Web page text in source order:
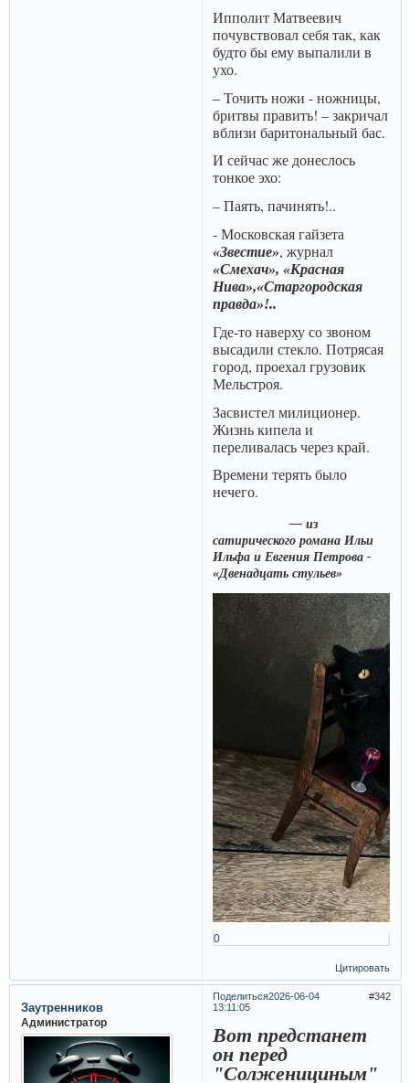
Ипполит Матвеевич
почувствовал себя так, как
будто бы ему выпалили в
ухо.
– Точить ножи - ножницы,
бритвы править! – закричал
вблизи баритональный бас.
И сейчас же донеслось
тонкое эхо:
– Паять, пачинять!..
- Московская гайзета
«Звестие», журнал
«Смехач», «Красная
Нива»,«Старгородская
правда»!..
Где-то наверху со звоном
высадили стекло. Потрясая
город, проехал грузовик
Мельстроя.
Засвистел милиционер.
Жизнь кипела и
переливалась через край.
Времени терять было
нечего.
— из
сатирического романа Ильи
Ильфа и Евгения Петрова -
«Двенадцать стульев»
0
Цитировать
Поделиться 342
2026-06-04
13:11:05
Заутренников
Администратор
Вот предстанет
он перед
"Солженициным"